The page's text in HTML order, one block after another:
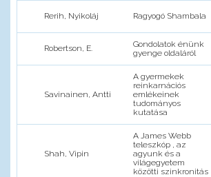
Rerih, Nyikoláj Ragyogó Shambala
Robertson, E.
Gondolatok énünk
gyenge oldaláról
Savinainen, Antti
A gyermekek
reinkarnációs
emlékeinek
tudományos
kutatása
Shah, Vipin
A James Webb
teleszkóp , az
agyunk és a
világegyetem
közötti szinkronitás